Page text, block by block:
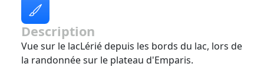
Description
Vue sur le lacLérié depuis les bords du lac, lors de
la randonnée sur le plateau d'Emparis.